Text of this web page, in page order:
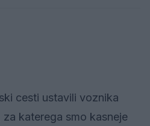
cesti ustavili voznika
katerega smo kasneje